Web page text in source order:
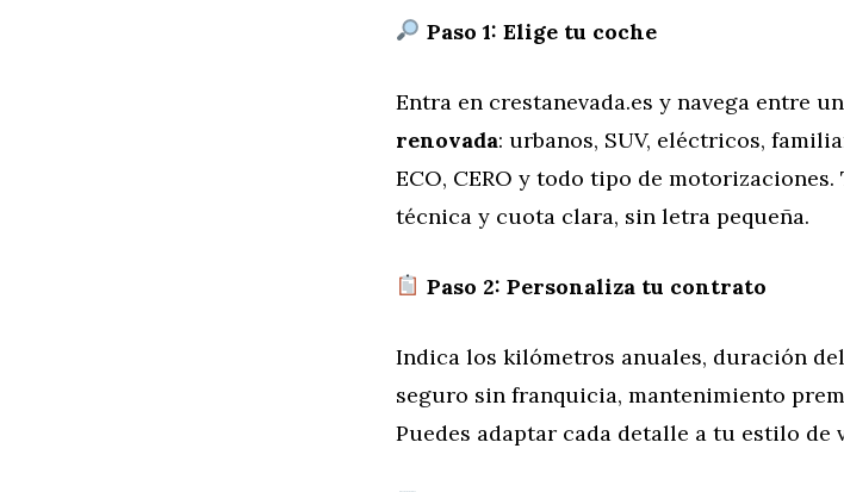
Paso 1: Elige tu coche
Entra en crestanevada.es y navega entre
renovada: urbanos, SUV, eléctricos,
ECO, CERO y todo tipo de
técnica y cuota clara, sin letra pequeña.
Paso 2: Personaliza tu contrato
Indica los kilómetros anuales, duración
seguro sin franquicia, mantenimiento
Puedes adaptar cada detalle a tu estilo de